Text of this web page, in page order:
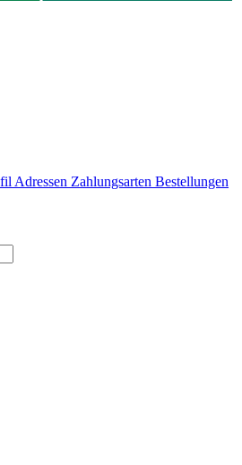
Adressen Zahlungsarten Bestellungen